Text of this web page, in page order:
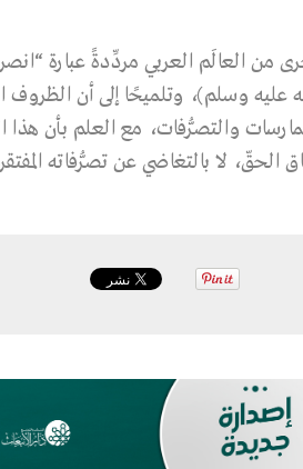
من العالَم العربي مردِّدةً عبارة “انصر
وسلم)، وتلميحًا إلى أن الظروف
والتصرُّفات، مع العلم بأن هذا
لا بالتغاضي عن تصرُّفاته